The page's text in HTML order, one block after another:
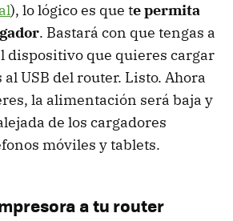
), lo lógico es que te permita
. Bastará con que tengas a
dispositivo que quieres cargar
al USB del router. Listo. Ahora
la alimentación será baja y
de los cargadores
móviles y tablets.
a tu router